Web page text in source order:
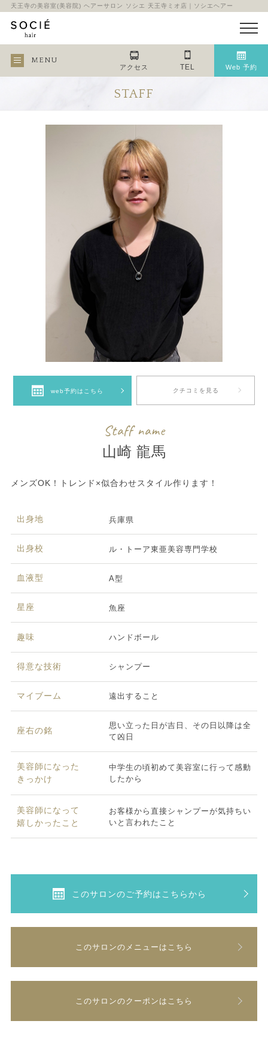
天王寺の美容室(美容院) ヘアーサロン ソシエ 天王寺ミオ店｜ソシエヘアー
MENU
アクセス TEL Web 予約
STAFF
web予約はこちら クチコミを見る
Staff name
山崎 龍馬
メンズOK！トレンド×似合わせスタイル作ります！
出身地 兵庫県
出身校 ル・トーア東亜美容専門学校
血液型 A型
星座 魚座
趣味 ハンドボール
得意な技術 シャンプー
マイブーム 遠出すること
座右の銘
思い立った日が吉日、その日以降は全
て凶日
美容師になった
きっかけ
中学生の頃初めて美容室に行って感動
したから
美容師になって
嬉しかったこと
お客様から直接シャンプーが気持ちい
いと言われたこと
このサロンのご予約はこちらから
このサロンのメニューはこちら
このサロンのクーポンはこちら